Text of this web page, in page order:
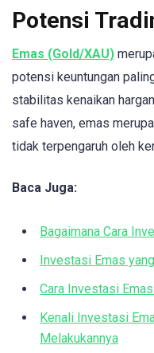
Potensi
Emas (Gold/XAU)
potensi keuntungan
stabilitas kenaikan
safe haven, emas
tidak terpengaruh oleh
Baca Juga:
Bagaimana Cara
Investasi Emas
Cara Investasi
Kenali Investasi
Melakukannya